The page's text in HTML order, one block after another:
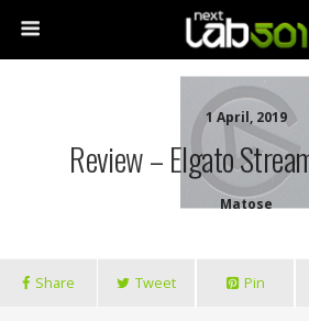
1 April, 2019
Review – Elgato
Matose
Share Tweet Pin